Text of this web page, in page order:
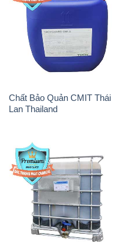
Chất Bảo Quản CMIT Thái
Lan Thailand